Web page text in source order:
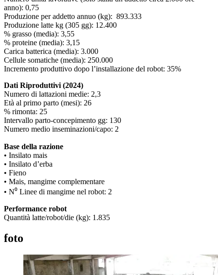
anno): 0,75
Produzione per addetto annuo (kg): 893.333
Produzione latte kg (305 gg): 12.400
% grasso (media): 3,55
% proteine (media): 3,15
Carica batterica (media): 3.000
Cellule somatiche (media): 250.000
Incremento produttivo dopo l’installazione del robot: 35%
Dati Riproduttivi (2024)
Numero di lattazioni medie: 2,3
Età al primo parto (mesi): 26
% rimonta: 25
Intervallo parto-concepimento gg: 130
Numero medio inseminazioni/capo: 2
Base della razione
• Insilato mais
• Insilato d’erba
• Fieno
• Mais, mangime complementare
• N⁰ Linee di mangime nel robot: 2
Performance robot
Quantità latte/robot/die (kg): 1.835
foto